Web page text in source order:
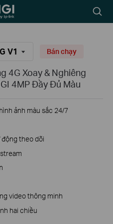
Biểu
tượng
V1 Bán chạy
4G Xoay & Nghiêng
4MP Đầy Đủ Màu
ảnh màu sắc 24/7
động theo dõi
video thông minh
hai chiều